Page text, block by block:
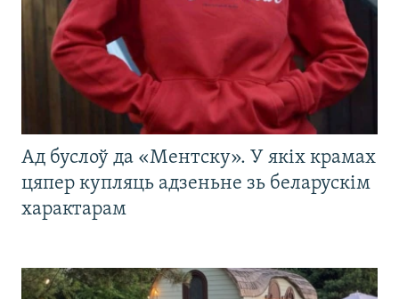
Ад буслоў да «Ментску». У якіх крамах
цяпер купляць адзеньне зь беларускім
характарам